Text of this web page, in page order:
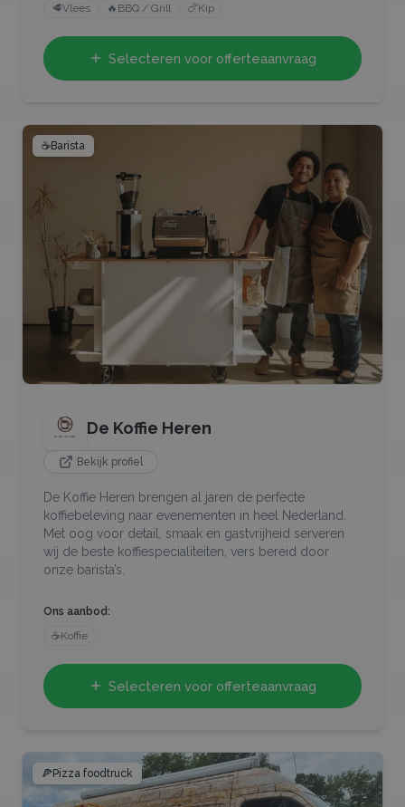
🥩Vlees 🔥 BBQ / Grill 🍗Kip
Selecteren voor offerteaanvraag
☕Barista
De Koffie Heren
Bekijk profiel
De Koffie Heren brengen al jaren de perfecte
koffiebeleving naar evenementen in heel Nederland.
Met oog voor detail, smaak en gastvrijheid serveren
wij de beste koffiespecialiteiten, vers bereid door
onze barista’s.
Ons aanbod:
☕Koffie
Selecteren voor offerteaanvraag
🍕Pizza foodtruck